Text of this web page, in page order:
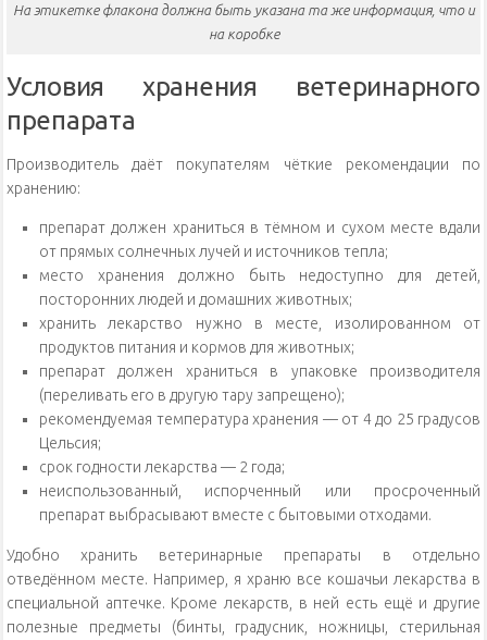
На этикетке флакона должна быть указана та же информация, что и
на коробке
Условия хранения ветеринарного
препарата
Производитель даёт покупателям чёткие рекомендации по
хранению:
препарат должен храниться в тёмном и сухом месте вдали
от прямых солнечных лучей и источников тепла;
место хранения должно быть недоступно для детей,
посторонних людей и домашних животных;
хранить лекарство нужно в месте, изолированном от
продуктов питания и кормов для животных;
препарат должен храниться в упаковке производителя
(переливать его в другую тару запрещено);
рекомендуемая температура хранения — от 4 до 25 градусов
Цельсия;
срок годности лекарства — 2 года;
неиспользованный, испорченный или просроченный
препарат выбрасывают вместе с бытовыми отходами.
Удобно хранить ветеринарные препараты в отдельно
отведённом месте. Например, я храню все кошачьи лекарства в
специальной аптечке. Кроме лекарств, в ней есть ещё и другие
полезные предметы (бинты, градусник, ножницы, стерильная